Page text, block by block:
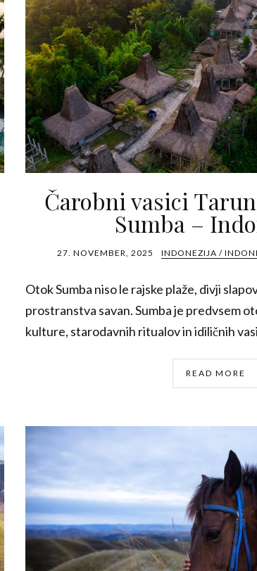
Čarobni vasici
Sumba –
27. NOVEMBER, 2025 INDONEZIJA /
Otok Sumba niso le rajske plaže, divji
prostranstva savan. Sumba je predvsem
kulture, starodavnih ritualov in idiličnih
READ MORE